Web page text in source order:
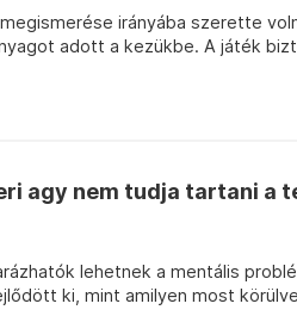
irányába szerette
adott a kezükbe. A játék
agy nem tudja tartani a
lehetnek a mentális
ki, mint amilyen most